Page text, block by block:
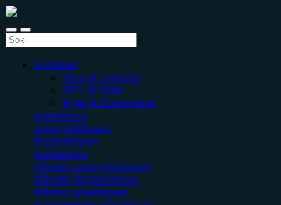
Sortiment
Skog & Trädgård
ATV & Fritid
Bygg & Entreprenad
gräsklippare
robotgräsklippare
åkgräsklippare
gräsklippare
tillbehör robotgräsklippare
tillbehör åkgräsklippare
tillbehör gräsklippare